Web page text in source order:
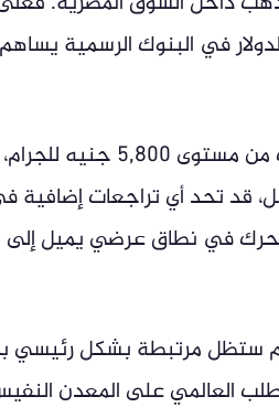
في البنوك الرسمية
ويتوقع خبراء السوق أن يواصل الذهب عيار 21 التحرك بالقرب
قد تحد أي تراجعات إضافية
تتحرك في نطاق عرضي يميل
ستظل مرتبطة بشكل رئيسي
العالمي على المعدن